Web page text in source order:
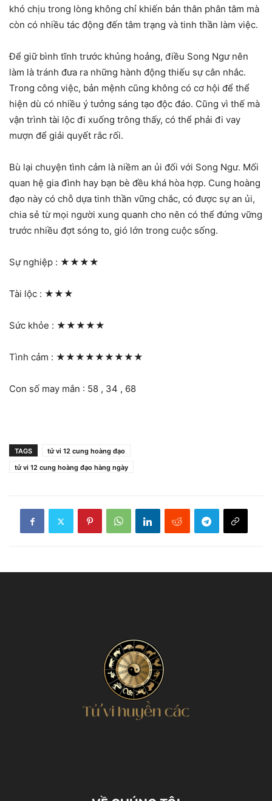
khó chịu trong lòng không chỉ khiến bản thân phân tâm mà
còn có nhiều tác động đến tâm trạng và tinh thần làm việc.
Để giữ bình tĩnh trước khủng hoảng, điều Song Ngư nên
làm là tránh đưa ra những hành động thiếu sự cân nhắc.
Trong công việc, bản mệnh cũng không có cơ hội để thể
hiện dù có nhiều ý tưởng sáng tạo độc đáo. Cũng vì thế mà
vận trình tài lộc đi xuống trông thấy, có thể phải đi vay
mượn để giải quyết rắc rối.
Bù lại chuyện tình cảm là niềm an ủi đối với Song Ngư. Mối
quan hệ gia đình hay bạn bè đều khá hòa hợp. Cung hoàng
đạo này có chỗ dựa tinh thần vững chắc, có được sự an ủi,
chia sẻ từ mọi người xung quanh cho nên có thể đứng vững
trước nhiều đợt sóng to, gió lớn trong cuộc sống.
Sự nghiệp : ★★★★
Tài lộc : ★★★
Sức khỏe : ★★★★★
Tình cảm : ★★★★★★★★★
Con số may mắn : 58 , 34 , 68
TAGS
tử vi 12 cung hoàng đạo
tử vi 12 cung hoàng đạo hàng ngày